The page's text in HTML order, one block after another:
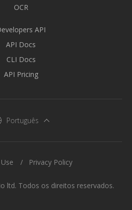
OCR
API
API Docs
CLI Docs
API Pricing
Português
ltd. Todos os direitos reservados.
Privacy Policy